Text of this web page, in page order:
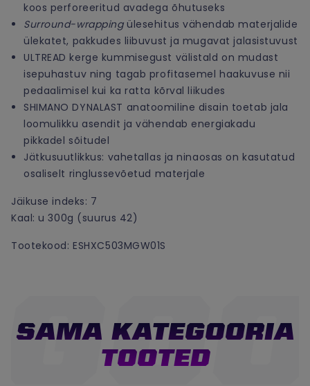
koos perforeeritud avadega õhutuseks
Surround-wrappingülesehitus vähendab materjalide
ülekatet, pakkudes liibuvust ja mugavat jalasistuvust
ULTREAD kerge kummisegust välistald on mudast
isepuhastuv ning tagab profitasemel haakuvuse nii
pedaalimisel kui ka ratta kõrval liikudes
SHIMANO DYNALAST anatoomiline disain toetab jala
loomulikku asendit ja vähendab energiakadu
pikkadel sõitudel
Jätkusuutlikkus: vahetallas ja ninaosas on kasutatud
osaliselt ringlussevõetud materjale
Jäikuse indeks: 7
Kaal: u 300g (suurus 42)
Tootekood: ESHXC503MGW01S
SAMA KATEGOORIA
TOOTED